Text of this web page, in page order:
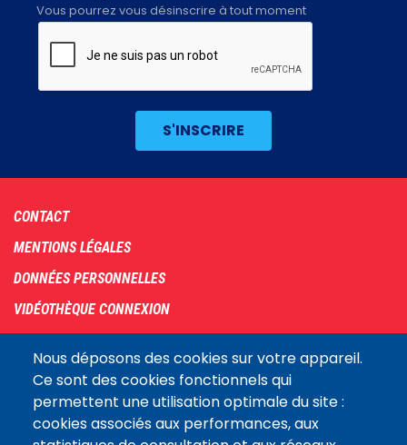
Nous déposons des cookies sur votre appareil.
Ce sont des cookies fonctionnels qui
permettent une utilisation optimale du site :
cookies associés aux performances, aux
Vous pourrez vous désinscrire à tout moment
Footer
menu
CONTACT
MENTIONS LÉGALES
DONNÉES PERSONNELLES
VIDÉOTHÈQUE CONNEXION
ARCHIVES
COOKIES
Assemblée